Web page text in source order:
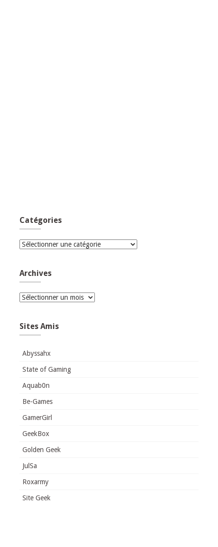
Catégories
Catégories
Archives
Archives
Sites Amis
Abyssahx
State of Gaming
Aquab0n
Be-Games
GamerGirl
GeekBox
Golden Geek
JulSa
Roxarmy
Site Geek